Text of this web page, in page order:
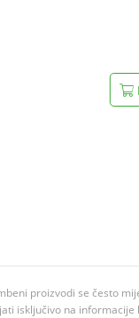
proizvodi se često
isključivo na informacije